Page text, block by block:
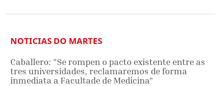
NOTICIAS DO MARTES
Caballero: "Se rompen o pacto existente entre as
tres universidades, reclamaremos de forma
inmediata a Facultade de Medicina"